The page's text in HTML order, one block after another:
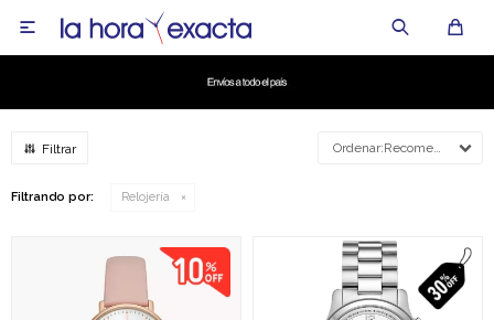

Recomendados
Filtrando por: Relojería